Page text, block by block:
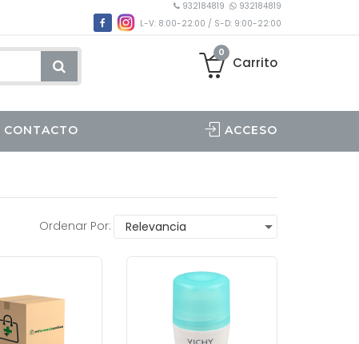
932184819
932184819
L-V: 8:00-22:00 / S-D: 9:00-22:00
0
Carrito
CONTACTO ACCESO
Ordenar Por: